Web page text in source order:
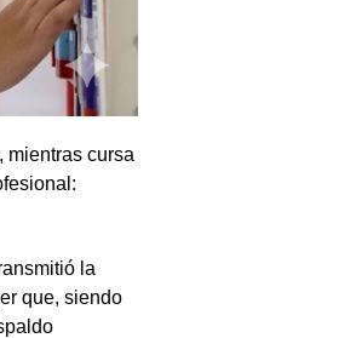
mientras cursa
la
que, siendo